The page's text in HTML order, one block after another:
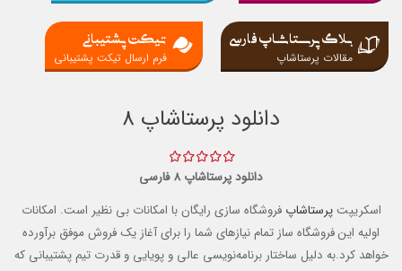
بلاگ پرستاشاپ فارسی
مقالات پرستاشاپ
تیکت پشتیبانی
فرم ارسال تیکت پشتیبانی
دانلود پرستاشاپ 8
دانلود پرستاشاپ 8 فارسی
اسکریپتپرستاشاپ فروشگاه سازی رایگان با امکانات بی نظیر است. امکانات
اولیه این فروشگاه ساز تمام نیازهای شما را برای آغاز یک فروش موفق برآورده
خواهد کرد.به دلیل ساختار برنامه‌نویسی عالی و پویایی و قدرت تیم پشتیبانی که